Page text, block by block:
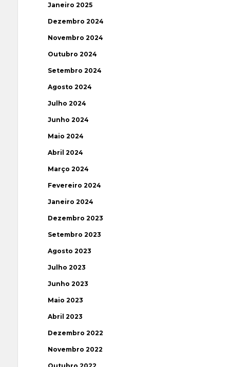
Janeiro 2025
Dezembro 2024
Novembro 2024
Outubro 2024
Setembro 2024
Agosto 2024
Julho 2024
Junho 2024
Maio 2024
Abril 2024
Março 2024
Fevereiro 2024
Janeiro 2024
Dezembro 2023
Setembro 2023
Agosto 2023
Julho 2023
Junho 2023
Maio 2023
Abril 2023
Dezembro 2022
Novembro 2022